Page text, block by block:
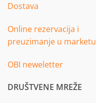
Dostava
Online rezervacija i
preuzimanje u marketu
OBI neweletter
DRUŠTVENE MREŽE